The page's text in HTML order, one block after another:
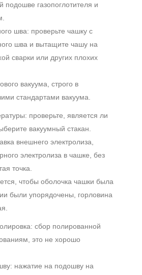
подошве газопоглотителя и
шва: проверьте чашку с
шва и вытащите чашу на
сварки или других плохих
вакуума, строго в
стандартами вакуума.
проверьте, является ли
вакуумный стакан.
внешнего электролиза,
электролиза в чашке, без
точка.
чтобы оболочка чашки была
были упорядочены, горловина
сбор полированной
это не хорошо
нажатие на подошву на